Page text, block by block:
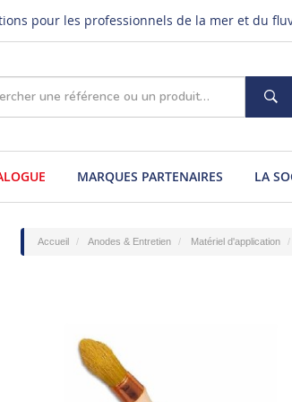
pour les professionnels de la mer et du
MARQUES PARTENAIRES LA
Accueil Anodes & Entretien Matériel d'application